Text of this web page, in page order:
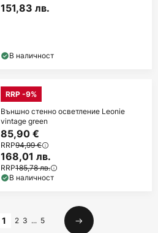
151,83 лв.
В наличност
RRP -9%
Външно стенно осветление Leonie
vintage green
85,90 €
RRP94,99 €
168,01 лв.
RRP185,78 лв.
В наличност
1 2 3 ... 5
Следваща